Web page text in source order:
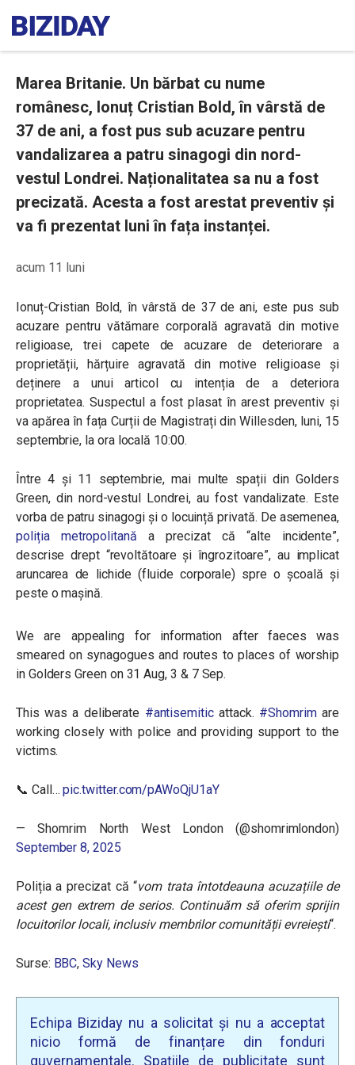
Marea Britanie. Un bărbat cu nume
românesc, Ionuț Cristian Bold, în vârstă de
37 de ani, a fost pus sub acuzare pentru
vandalizarea a patru sinagogi din nord-
vestul Londrei. Naționalitatea sa nu a fost
precizată. Acesta a fost arestat preventiv și
va fi prezentat luni în fața instanței.
acum 11 luni
Ionuț-Cristian Bold, în vârstă de 37 de ani, este pus sub
acuzare pentru vătămare corporală agravată din motive
religioase, trei capete de acuzare de deteriorare a
proprietății, hărțuire agravată din motive religioase și
deținere a unui articol cu ​​intenția de a deteriora
proprietatea. Suspectul a fost plasat în arest preventiv și
va apărea în fața Curții de Magistrați din Willesden, luni, 15
septembrie, la ora locală 10:00.
Între 4 și 11 septembrie, mai multe spații din Golders
Green, din nord-vestul Londrei, au fost vandalizate. Este
vorba de patru sinagogi și o locuință privată. De asemenea,
poliția metropolitană a precizat că “alte incidente”,
descrise drept “revoltătoare și îngrozitoare”, au implicat
aruncarea de lichide (fluide corporale) spre o școală și
peste o mașină.
We are appealing for information after faeces was
smeared on synagogues and routes to places of worship
in Golders Green on 31 Aug, 3 & 7 Sep.
This was a deliberate #antisemiticattack. #Shomrimare
working closely with police and providing support to the
victims.
📞 Call…pic.twitter.com/pAWoQjU1aY
— Shomrim North West London (@shomrimlondon)
September 8, 2025
Poliția a precizat că “vom trata întotdeauna acuzațiile de
acest gen extrem de serios. Continuăm să oferim sprijin
locuitorilor locali, inclusiv membrilor comunității evreiești“.
Surse: BBC,Sky News
Echipa Biziday nu a solicitat și nu a acceptat
nicio formă de finanțare din fonduri
guvernamentale. Spațiile de publicitate sunt